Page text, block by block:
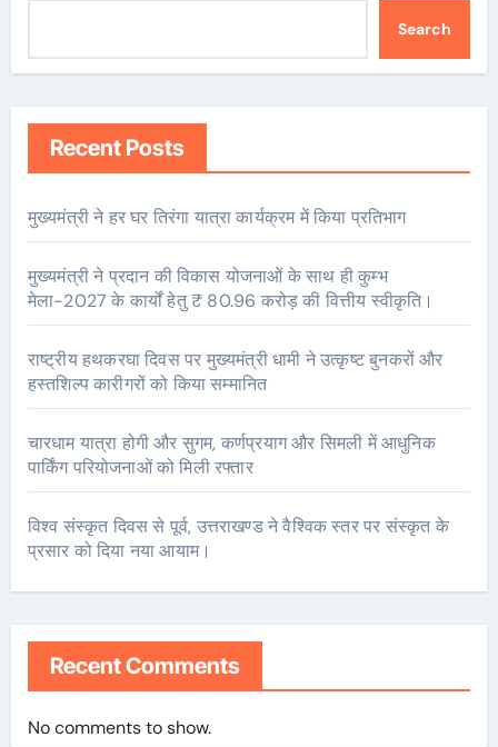
Search
Recent Posts
मुख्यमंत्री ने हर घर तिरंगा यात्रा कार्यक्रम में किया प्रतिभाग
मुख्यमंत्री ने प्रदान की विकास योजनाओं के साथ ही कुम्भ
मेला-2027 के कार्यों हेतु ₹ 80.96 करोड़ की वित्तीय स्वीकृति।
राष्ट्रीय हथकरघा दिवस पर मुख्यमंत्री धामी ने उत्कृष्ट बुनकरों और
हस्तशिल्प कारीगरों को किया सम्मानित
चारधाम यात्रा होगी और सुगम, कर्णप्रयाग और सिमली में आधुनिक
पार्किंग परियोजनाओं को मिली रफ्तार
विश्व संस्कृत दिवस से पूर्व, उत्तराखण्ड ने वैश्विक स्तर पर संस्कृत के
प्रसार को दिया नया आयाम।
Recent Comments
No comments to show.